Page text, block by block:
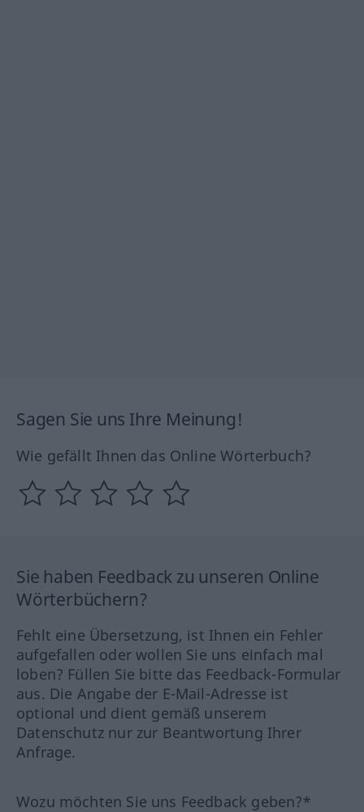
Sagen Sie uns Ihre Meinung!
Wie gefällt Ihnen das Online Wörterbuch?
Sie haben Feedback zu unseren Online
Wörterbüchern?
Fehlt eine Übersetzung, ist Ihnen ein Fehler
aufgefallen oder wollen Sie uns einfach mal
loben? Füllen Sie bitte das Feedback-Formular
aus. Die Angabe der E-Mail-Adresse ist
optional und dient gemäß unserem
Datenschutz nur zur Beantwortung Ihrer
Anfrage.
Wozu möchten Sie uns Feedback geben?*